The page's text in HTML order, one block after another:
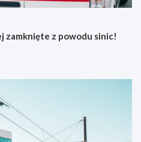
zamknięte z powodu sinic!